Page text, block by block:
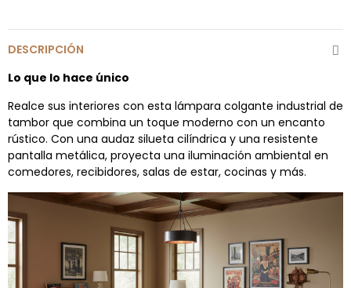
DESCRIPCIÓN
Lo que lo hace único
Realce sus interiores con esta lámpara colgante industrial de
tambor que combina un toque moderno con un encanto
rústico. Con una audaz silueta cilíndrica y una resistente
pantalla metálica, proyecta una iluminación ambiental en
comedores, recibidores, salas de estar, cocinas y más.